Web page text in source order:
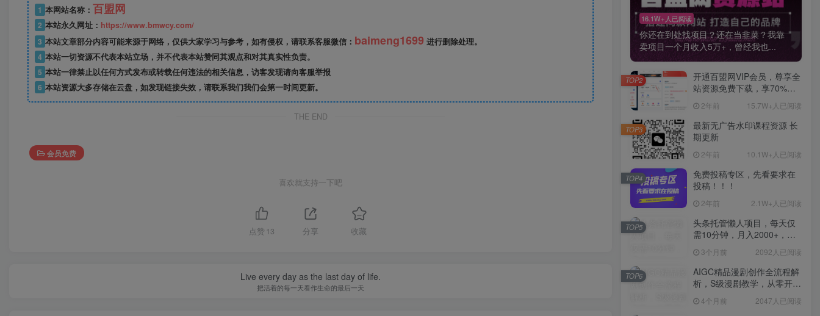
1 本网站名称： 百盟网
2 本站永久网址： https://www.bmwcy.com/
3 本站文章部分内容可能来源于网络，仅供大家学习与参考，如有侵权，请联系客服微信： baimeng1699 进行删除处理。
4 本站一切资源不代表本站立场，并不代表本站赞同其观点和对其真实性负责。
5 本站一律禁止以任何方式发布或转载任何违法的相关信息，访客发现请向客服举报
6 本站资源大多存储在云盘，如发现链接失效，请联系我们我们会第一时间更新。
THE END
会员免费
喜欢就支持一下吧
点赞 13 分享 收藏
Live every day as the last day of life.
把活着的每一天看作生命的最后一天
16.1W+人已阅读
你还在到处找项目？还在当韭菜？我靠
卖项目一个月收入5万+，曾经我也...
开通百盟网VIP会员，尊享全
站资源免费下载，享70%的
惠】2年前 15.7W+人已阅读
TOP2
最新无广告水印课程资源 长
期更新
2年前 10.1W+人已阅读
TOP3
免费投稿专区，先看要求在
投稿！！！
2年前 2.1W+人已阅读
TOP4
头条托管懒人项目，每天仅
需10分钟，月入2000+，纯
【揭秘】
3个月前 2092人已阅读
TOP5
AIGC精品漫剧创作全流程解
析，S级漫剧教学，从零开始
4个月前 2047人已阅读
TOP6